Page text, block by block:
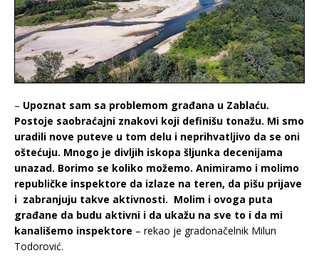
– Upoznat sam sa problemom građana u Zablaću.
Postoje saobraćajni znakovi koji definišu tonažu. Mi smo
uradili nove puteve u tom delu i neprihvatljivo da se oni
oštećuju. Mnogo je divljih iskopa šljunka decenijama
unazad. Borimo se koliko možemo. Animiramo i molimo
republičke inspektore da izlaze na teren, da pišu prijave
i zabranjuju takve aktivnosti. Molim i ovoga puta
građane da budu aktivni i da ukažu na sve to i da mi
kanališemo inspektore – rekao je gradonačelnik Milun
Todorović.